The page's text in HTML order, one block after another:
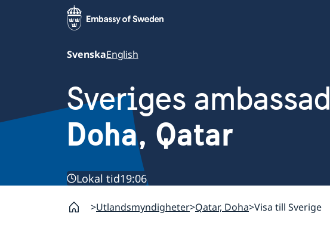
SvenskaEnglish
Sveriges ambassad
Doha, Qatar
Lokal tid19:06
Utlandsmyndigheter Qatar, Doha Visa till Sverige